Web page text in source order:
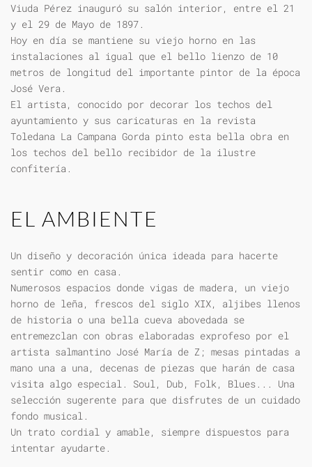
Viuda Pérez inauguró su salón interior, entre el 21
y el 29 de Mayo de 1897.
Hoy en día se mantiene su viejo horno en las
instalaciones al igual que el bello lienzo de 10
metros de longitud del importante pintor de la época
José Vera.
El artista, conocido por decorar los techos del
ayuntamiento y sus caricaturas en la revista
Toledana La Campana Gorda pinto esta bella obra en
los techos del bello recibidor de la ilustre
confitería.
EL AMBIENTE
Un diseño y decoración única ideada para hacerte
sentir como en casa.
Numerosos espacios donde vigas de madera, un viejo
horno de leña, frescos del siglo XIX, aljibes llenos
de historia o una bella cueva abovedada se
entremezclan con obras elaboradas exprofeso por el
artista salmantino José María de Z; mesas pintadas a
mano una a una, decenas de piezas que harán de casa
visita algo especial. Soul, Dub, Folk, Blues... Una
selección sugerente para que disfrutes de un cuidado
fondo musical.
Un trato cordial y amable, siempre dispuestos para
intentar ayudarte.